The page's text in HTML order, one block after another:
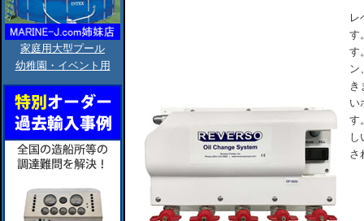
家庭用大型プール
幼稚園・イベント用
レ
す
す
ン
き
い
す
し
さ